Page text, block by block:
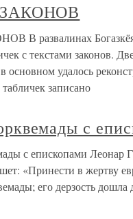
В развалинах
с текстами законов.
основном удалось
записано
с
с епископами Леонар
«Принести в жертву
его дерзость